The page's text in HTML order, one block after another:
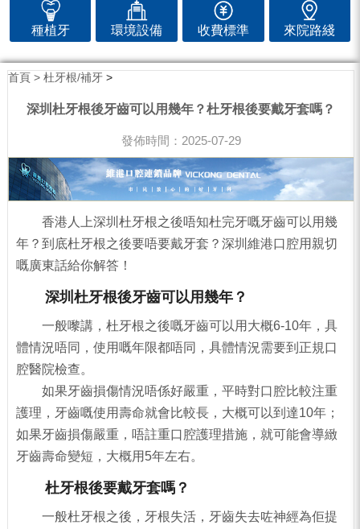
種植牙 環境設備 收費標準 來院路綫
首頁 > 杜牙根/補牙>
深圳杜牙根後牙齒可以用幾年？杜牙根後要戴牙套嗎？
發佈時間：2025-07-29
香港人上深圳杜牙根之後唔知杜完牙嘅牙齒可以用幾
年？到底杜牙根之後要唔要戴牙套？深圳維港口腔用親切
嘅廣東話給你解答！
深圳杜牙根後牙齒可以用幾年？
一般嚟講，杜牙根之後嘅牙齒可以用大概6-10年，具
體情況唔同，使用嘅年限都唔同，具體情況需要到正規口
腔醫院檢查。
如果牙齒損傷情況唔係好嚴重，平時對口腔比較注重
護理，牙齒嘅使用壽命就會比較長，大概可以到達10年；
如果牙齒損傷嚴重，唔註重口腔護理措施，就可能會導緻
牙齒壽命變短，大概用5年左右。
杜牙根後要戴牙套嗎？
一般杜牙根之後，牙根失活，牙齒失去咗神經為佢提